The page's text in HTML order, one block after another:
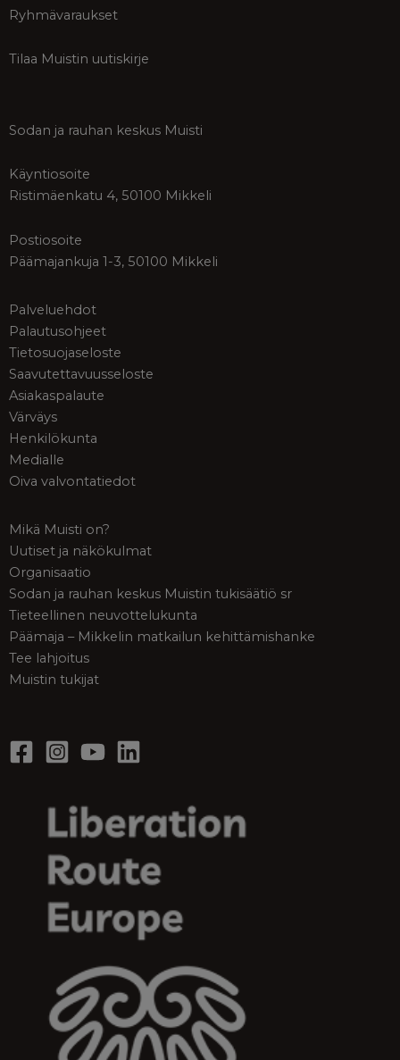
Ryhmävaraukset
Tilaa Muistin uutiskirje
Sodan ja rauhan keskus Muisti
Käyntiosoite
Ristimäenkatu 4, 50100 Mikkeli
Postiosoite
Päämajankuja 1-3, 50100 Mikkeli
Palveluehdot
Palautusohjeet
Tietosuojaseloste
Saavutettavuusseloste
Asiakaspalaute
Värväys
Henkilökunta
Medialle
Oiva valvontatiedot
Mikä Muisti on?
Uutiset ja näkökulmat
Organisaatio
Sodan ja rauhan keskus Muistin tukisäätiö sr
Tieteellinen neuvottelukunta
Päämaja – Mikkelin matkailun kehittämishanke
Tee lahjoitus
Muistin tukijat